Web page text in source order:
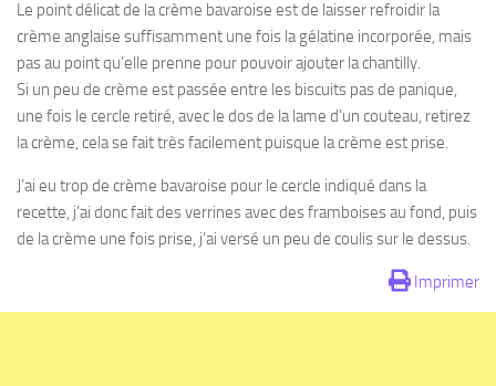
Le point délicat de la crème bavaroise est de laisser refroidir la
crème anglaise suffisamment une fois la gélatine incorporée, mais
pas au point qu’elle prenne pour pouvoir ajouter la chantilly.
Si un peu de crème est passée entre les biscuits pas de panique,
une fois le cercle retiré, avec le dos de la lame d’un couteau, retirez
la crème, cela se fait très facilement puisque la crème est prise.
J’ai eu trop de crème bavaroise pour le cercle indiqué dans la
recette, j’ai donc fait des verrines avec des framboises au fond, puis
de la crème une fois prise, j’ai versé un peu de coulis sur le dessus.
Imprimer